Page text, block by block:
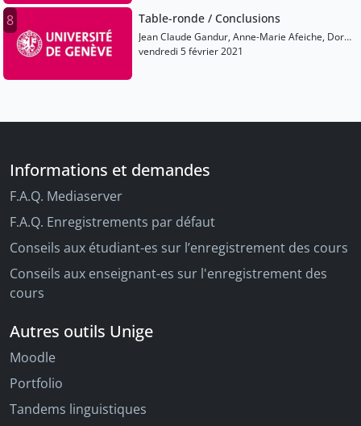
8 Table-ronde / Conclusions
Jean Claude Gandur, Anne-Marie Afeiche, Dora
Janssen, Sophie Delepierre, Mariya Polner,
vendredi 5 février 2021
Informations et demandes
F.A.Q. Mediaserver
F.A.Q. Enregistrements par défaut
Conseils aux étudiant-es sur l’enregistrement des cours
Conseils aux enseignant-es sur l'enregistrement des
cours
Autres outils Unige
Moodle
Portfolio
Tandems linguistiques